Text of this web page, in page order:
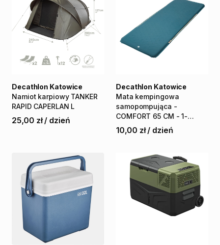
Namiot karpiowy TANKER
RAPID CAPERLAN L
Decathlon Katowice
25,00 zł / dzień
Mata kempingowa
samopompująca -
COMFORT 65 CM - 1-
osobowa
Decathlon Katowice
10,00 zł / dzień